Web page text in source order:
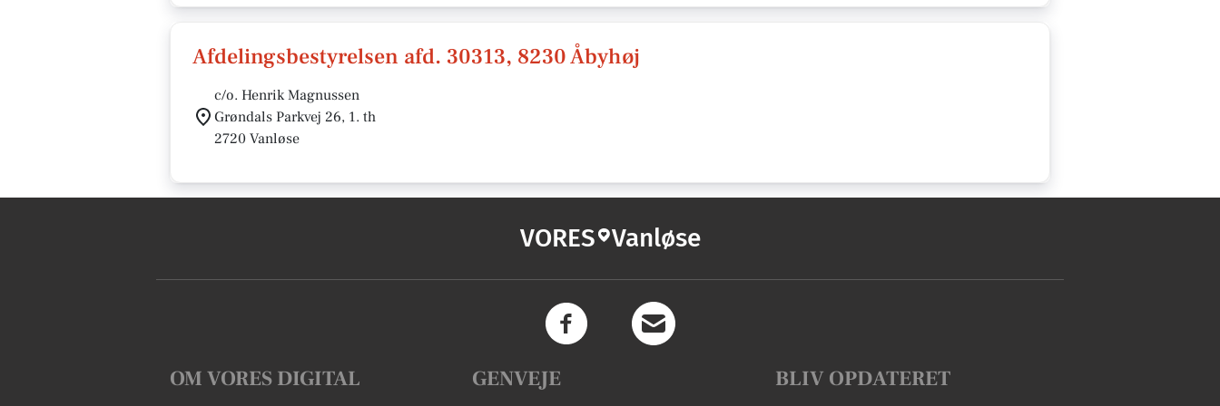
Afdelingsbestyrelsen afd. 30313, 8230 Åbyhøj
c/o. Henrik Magnussen
Grøndals Parkvej 26, 1. th
2720 Vanløse
VORES Vanløse
OM VORES DIGITAL GENVEJE BLIV OPDATERET